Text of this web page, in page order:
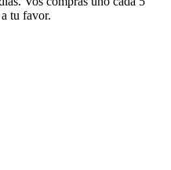
tu favor.